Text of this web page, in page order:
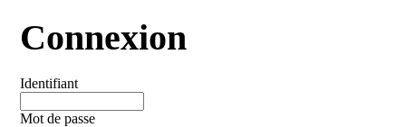
Connexion
Identifiant
Mot de passe